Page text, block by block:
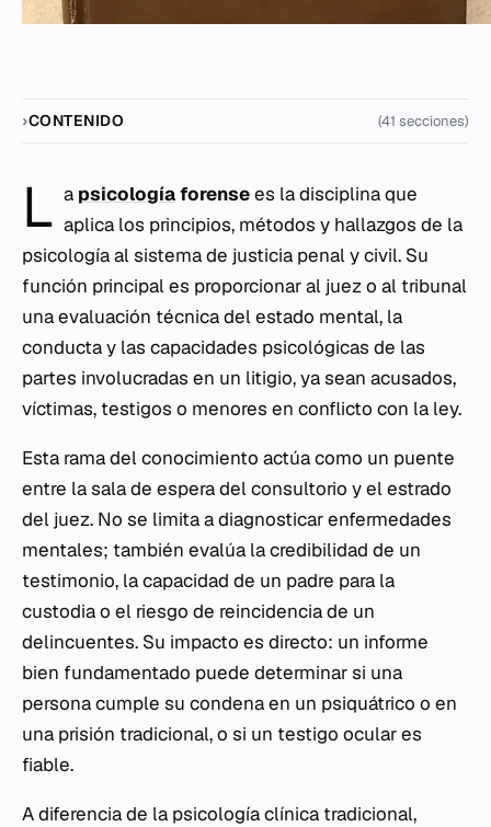
CONTENIDO (41 secciones)
L a psicologíaforensees la disciplina que
aplica los principios, métodos y hallazgos de la
psicología al sistema de justicia penal y civil. Su
función principal es proporcionar al juez o al tribunal
una evaluación técnica del estado mental, la
conducta y las capacidades psicológicas de las
partes involucradas en un litigio, ya sean acusados,
víctimas, testigos o menores en conflicto con la ley.
Esta rama del conocimiento actúa como un puente
entre la sala de espera del consultorio y el estrado
del juez. No se limita a diagnosticar enfermedades
mentales; también evalúa la credibilidad de un
testimonio, la capacidad de un padre para la
custodia o el riesgo de reincidencia de un
delincuentes. Su impacto es directo: un informe
bien fundamentado puede determinar si una
persona cumple su condena en un psiquátrico o en
una prisión tradicional, o si un testigo ocular es
fiable.
A diferencia de la psicología clínica tradicional,